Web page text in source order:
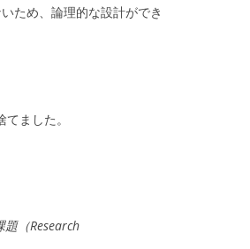
ため、論理的な設計ができ
ました。
（Research